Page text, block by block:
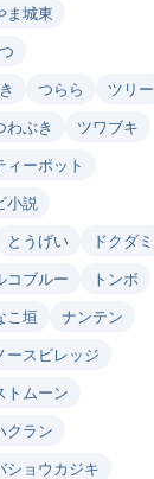
ま城東
つらら
ツリー
わぶき
ツワブキ
ィーポット
小説
とうげい
ドクダミ
コブルー
トンボ
こ垣
ナンテン
ースビレッジ
トムーン
クラン
ショウカジキ